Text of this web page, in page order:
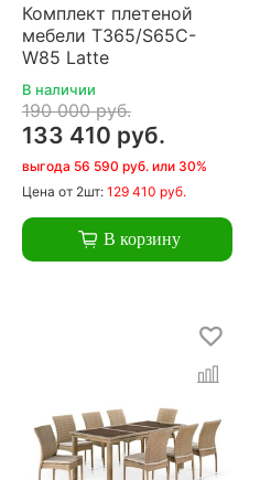
Комплект плетеной
мебели T365/S65C-
W85 Latte
В наличии
190 000 руб.
133 410 руб.
выгода 56 590 руб. или 30%
Цена от 2шт: 129 410 руб.
В корзину